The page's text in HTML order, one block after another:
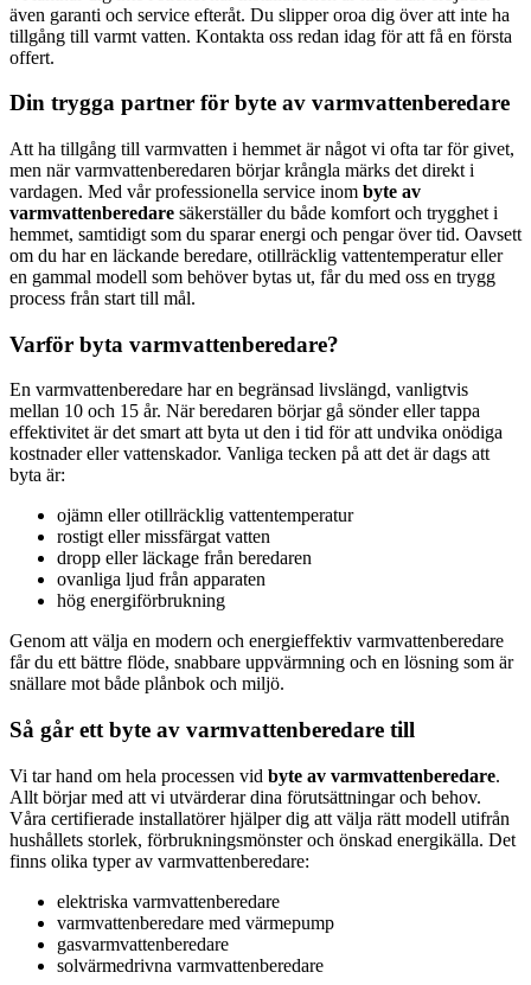
även garanti och service efteråt. Du slipper oroa dig över att inte ha
tillgång till varmt vatten. Kontakta oss redan idag för att få en första
offert.
Din trygga partner för byte av varmvattenberedare
Att ha tillgång till varmvatten i hemmet är något vi ofta tar för givet,
men när varmvattenberedaren börjar krångla märks det direkt i
vardagen. Med vår professionella service inom byte av
varmvattenberedare säkerställer du både komfort och trygghet i
hemmet, samtidigt som du sparar energi och pengar över tid. Oavsett
om du har en läckande beredare, otillräcklig vattentemperatur eller
en gammal modell som behöver bytas ut, får du med oss en trygg
process från start till mål.
Varför byta varmvattenberedare?
En varmvattenberedare har en begränsad livslängd, vanligtvis
mellan 10 och 15 år. När beredaren börjar gå sönder eller tappa
effektivitet är det smart att byta ut den i tid för att undvika onödiga
kostnader eller vattenskador. Vanliga tecken på att det är dags att
byta är:
ojämn eller otillräcklig vattentemperatur
rostigt eller missfärgat vatten
dropp eller läckage från beredaren
ovanliga ljud från apparaten
hög energiförbrukning
Genom att välja en modern och energieffektiv varmvattenberedare
får du ett bättre flöde, snabbare uppvärmning och en lösning som är
snällare mot både plånbok och miljö.
Så går ett byte av varmvattenberedare till
Vi tar hand om hela processen vid byte av varmvattenberedare.
Allt börjar med att vi utvärderar dina förutsättningar och behov.
Våra certifierade installatörer hjälper dig att välja rätt modell utifrån
hushållets storlek, förbrukningsmönster och önskad energikälla. Det
finns olika typer av varmvattenberedare:
elektriska varmvattenberedare
varmvattenberedare med värmepump
gasvarmvattenberedare
solvärmedrivna varmvattenberedare